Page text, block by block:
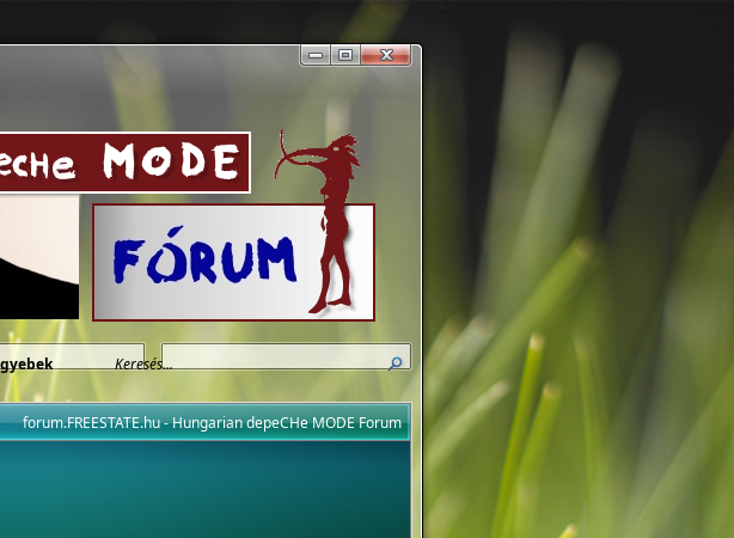
forum.FREESTATE.hu - Hungarian depeCHe MODE Forum